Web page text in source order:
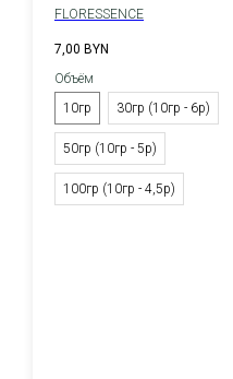
FLORESSENCE
7,00 BYN
Объём
10гр
30гр (10гр - 6р)
50гр (10гр - 5р)
100гр (10гр - 4,5р)